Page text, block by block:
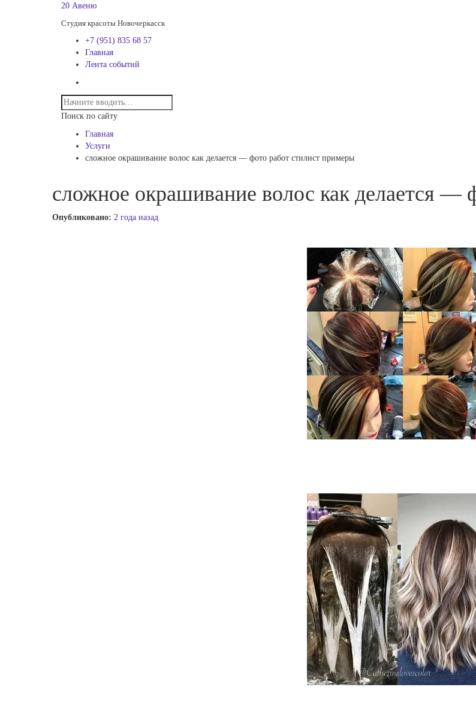
20 Авеню
Студия красоты Новочеркасск
+7 (951) 835 68 57
Главная
Лента событий
Поиск по сайту
Главная
Услуги
сложное окрашивание волос как делается — фото работ стилист примеры
сложное окрашивание волос как делается —
Опубликовано: 2 года назад